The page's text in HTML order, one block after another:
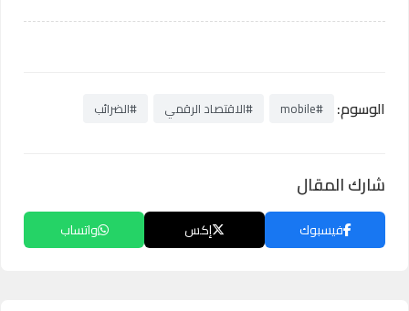
الوسوم: #mobile #الاقتصاد الرقمي #الضرائب
شارك المقال
فيسبوك إكس واتساب